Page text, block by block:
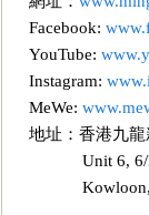
Facebook:
YouTube:
Instagram:
MeWe:
地址：香港九
Unit 6, 6/
Kowl